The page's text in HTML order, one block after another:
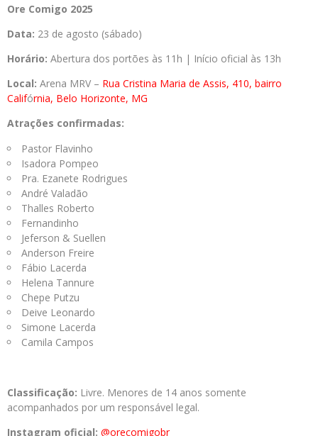
Ore Comigo 2025
Data: 23 de agosto (sábado)
Horário: Abertura dos portões às 11h | Início oficial às 13h
Local: Arena MRV – Rua Cristina Maria de Assis, 410, bairro
Califórnia, Belo Horizonte, MG
Atrações confirmadas:
Pastor Flavinho
Isadora Pompeo
Pra. Ezanete Rodrigues
André Valadão
Thalles Roberto
Fernandinho
Jeferson & Suellen
Anderson Freire
Fábio Lacerda
Helena Tannure
Chepe Putzu
Deive Leonardo
Simone Lacerda
Camila Campos
Classificação: Livre. Menores de 14 anos somente
acompanhados por um responsável legal.
Instagram oficial: @orecomigobr